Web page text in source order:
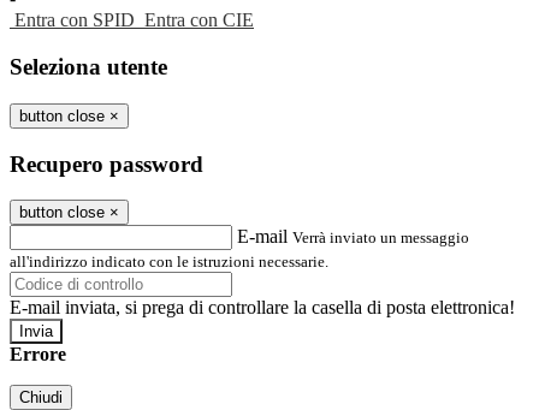
Entra con SPID Entra con CIE
Seleziona utente
button close ×
Recupero password
button close ×
E-mail Verrà inviato un messaggio
all'indirizzo indicato con le istruzioni necessarie.
E-mail inviata, si prega di controllare la casella di posta elettronica!
Errore
Chiudi